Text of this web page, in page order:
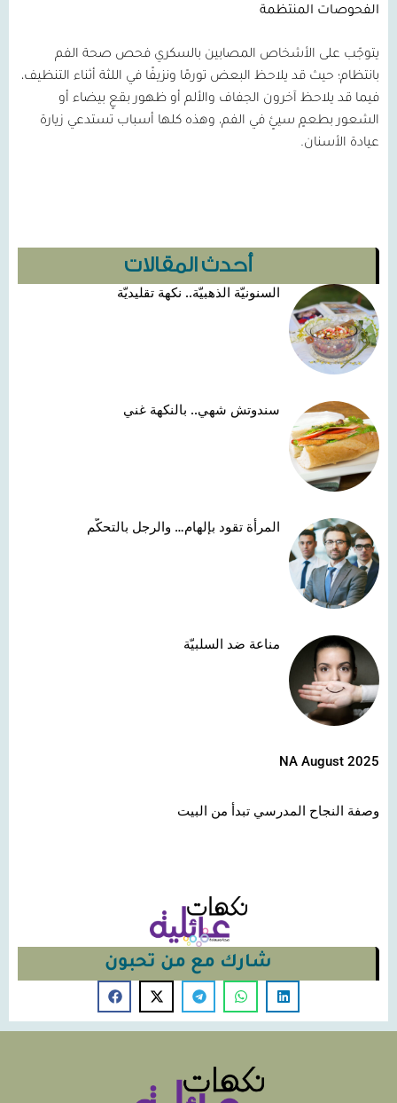
أحدث المقالات
السنونيّة الذهبيّة.. نكهة تقليديّة
سندوتش شهي.. بالنكهة غني
المرأة تقود بإلهام… والرجل بالتحكّم
مناعة ضد السلبيّة
NA August 2025
وصفة النجاح المدرسي تبدأ من البيت
شارك مع من تحبون
الفحوصات المنتظمة
يتوجّب على الأشخاص المصابين بالسكري فحص صحة الفم
بانتظام؛ حيث قد يلاحظ البعض تورمًا ونزيفًا في اللثة أثناء التنظيف،
فيما قد يلاحظ آخرون الجفاف والألم أو ظهور بقعٍ بيضاء أو
الشعور بطعمٍ سيئٍ في الفم، وهذه كلها أسباب تستدعي زيارة
عيادة الأسنان.